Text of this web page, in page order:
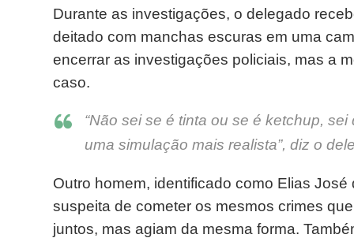
Durante as investigações, o delegado
deitado com manchas escuras em uma
encerrar as investigações policiais, mas a
caso.
“Não sei se é tinta ou se é ketchup,
uma simulação mais realista”, diz o
Outro homem, identificado como Elias
suspeita de cometer os mesmos crimes
juntos, mas agiam da mesma forma.